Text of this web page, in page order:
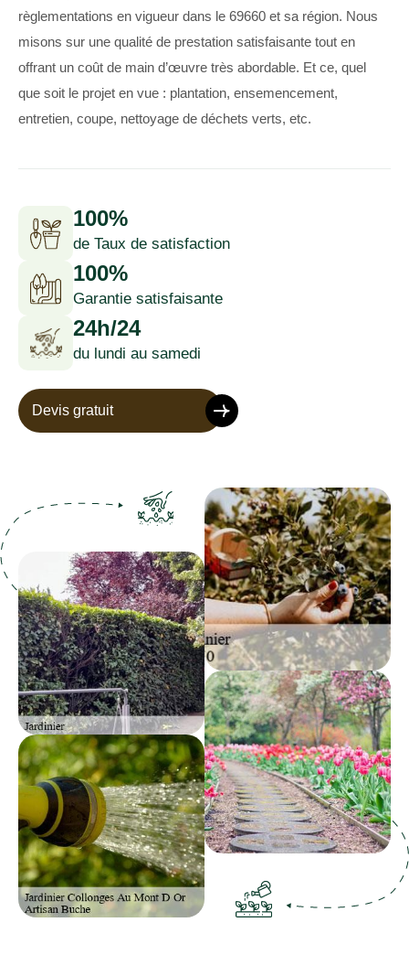
règlementations en vigueur dans le 69660 et sa région. Nous
misons sur une qualité de prestation satisfaisante tout en
offrant un coût de main d’œuvre très abordable. Et ce, quel
que soit le projet en vue : plantation, ensemencement,
entretien, coupe, nettoyage de déchets verts, etc.
100%
de Taux de satisfaction
100%
Garantie satisfaisante
24h/24
du lundi au samedi
Devis gratuit